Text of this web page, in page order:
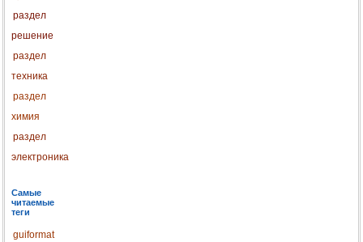
раздел
решение
раздел
техника
раздел
химия
раздел
электроника
Самые
читаемые
теги
guiformat